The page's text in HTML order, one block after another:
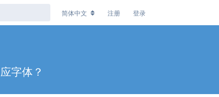
简体中文 注册 登录
字体？